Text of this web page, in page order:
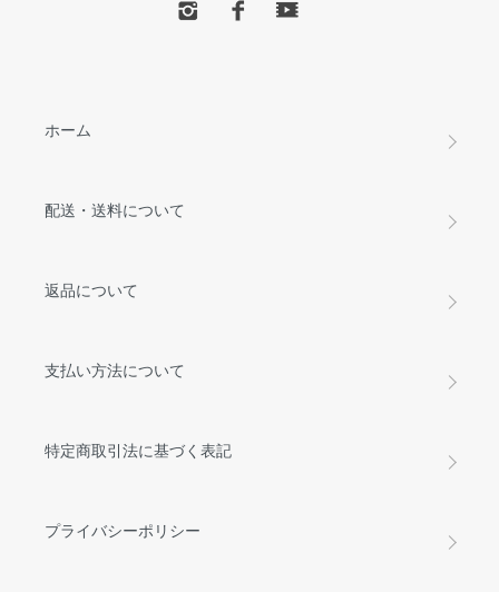
ホーム
配送・送料について
返品について
支払い方法について
特定商取引法に基づく表記
プライバシーポリシー